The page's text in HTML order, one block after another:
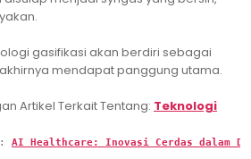
gasifikasi akan berdiri sebagai
mendapat panggung utama.
Artikel Terkait Tentang: Teknologi
AI Healthcare: Inovasi Cerdas dalam